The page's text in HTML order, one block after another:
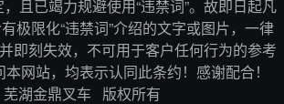
且已竭力规避使用“违禁词”。故即日起凡
极限化“违禁词”介绍的文字或图片，一律
即刻失效，不可用于客户任何行为的参考
网站，均表示认同此条约！感谢配合！
湖金鼎叉车 版权所有